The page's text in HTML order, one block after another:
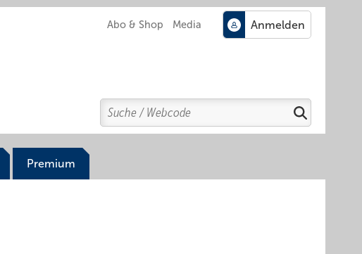
Abo & Shop Media
Search
Suchen
Premium